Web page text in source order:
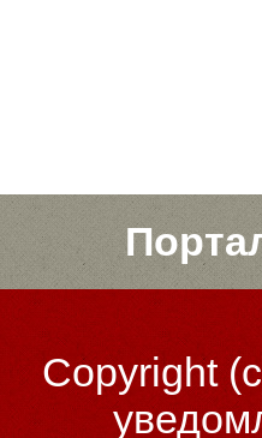
Copyright